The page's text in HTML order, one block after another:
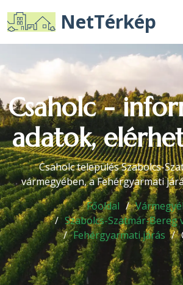
NetTérkép
Csaholc -
adatok,
Csaholc település Szabolcs-
vármegyében, a Fehérgyarmati
Főoldal
Szabolcs-Szatmár-Bereg
Fehérgyarmati járás